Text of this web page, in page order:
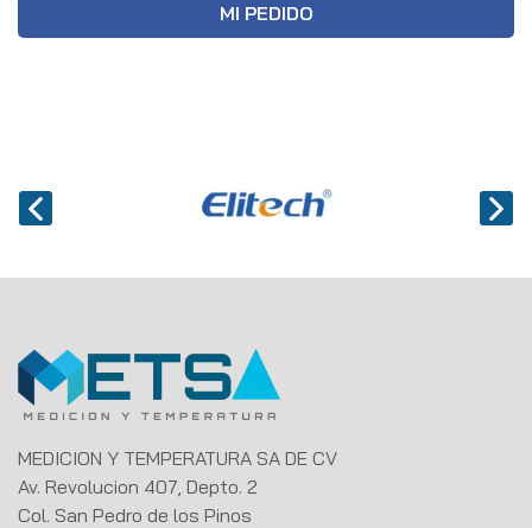
MI PEDIDO
MEDICION Y TEMPERATURA SA DE CV
Av. Revolucion 407, Depto. 2
Col. San Pedro de los Pinos